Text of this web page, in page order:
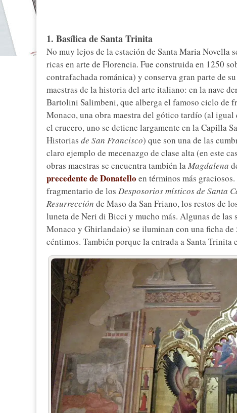
1. Basílica de Santa Trinita
No muy lejos de la estación de Santa Maria Novella
ricas en arte de Florencia. Fue construida en 1250
contrafachada románica) y conserva gran parte de
maestras de la historia del arte italiano: en la nave
Bartolini Salimbeni, que alberga el famoso ciclo de
Monaco, una obra maestra del gótico tardío (al
el crucero, uno se detiene largamente en la Capilla
Historias de San Francisco) que son una de las
claro ejemplo de mecenazgo de clase alta (en este
obras maestras se encuentra también laMagdalena
precedente de Donatello en términos más
fragmentario de los Desposorios místicos de Santa
Resurrección de Maso da San Friano, los restos de
luneta de Neri di Bicci y mucho más. Algunas de las
Monaco y Ghirlandaio) se iluminan con una ficha
céntimos. También porque la entrada a Santa Trinita